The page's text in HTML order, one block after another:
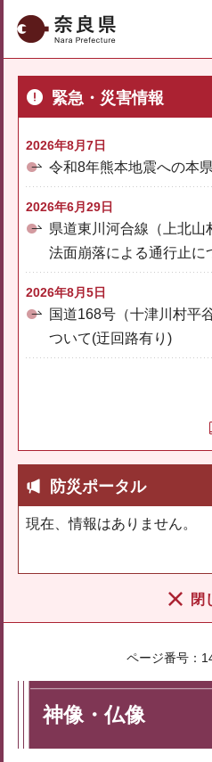
奈良県
緊急・災害情報
2026年8月7日
令和8年熊本地震への本
2026年6月29日
県道東川河合線（上北
法面崩落による通行止に
2026年8月5日
国道168号（十津川村平
ついて(迂回路有り)
防災ポータル
現在、情報はありません。
閉
ページ番号：
神像・仏像